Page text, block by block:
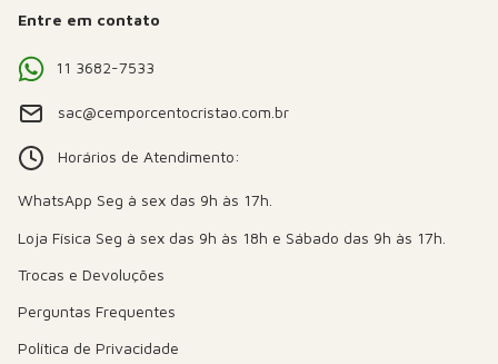
Entre em contato
11 3682-7533
sac@cemporcentocristao.com.br
Horários de Atendimento:
Trocas e Devoluções
Perguntas Frequentes
Política de Privacidade